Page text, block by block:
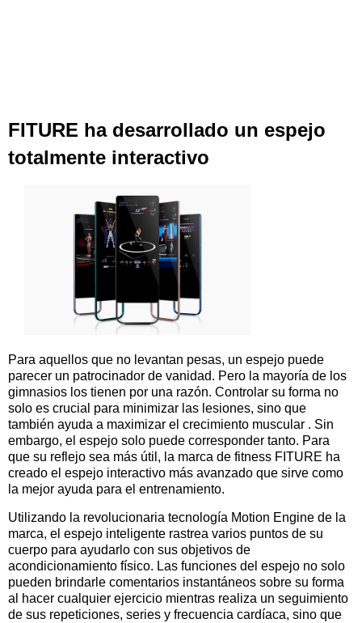
FITURE ha desarrollado un espejo
totalmente interactivo
Para aquellos que no levantan pesas, un espejo puede
parecer un patrocinador de vanidad. Pero la mayoría de los
gimnasios los tienen por una razón. Controlar su forma no
solo es crucial para minimizar las lesiones, sino que
también ayuda a maximizar el crecimiento muscular . Sin
embargo, el espejo solo puede corresponder tanto. Para
que su reflejo sea más útil, la marca de fitness FITURE ha
creado el espejo interactivo más avanzado que sirve como
la mejor ayuda para el entrenamiento.
Utilizando la revolucionaria tecnología Motion Engine de la
marca, el espejo inteligente rastrea varios puntos de su
cuerpo para ayudarlo con sus objetivos de
acondicionamiento físico. Las funciones del espejo no solo
pueden brindarle comentarios instantáneos sobre su forma
al hacer cualquier ejercicio mientras realiza un seguimiento
de sus repeticiones, series y frecuencia cardíaca, sino que